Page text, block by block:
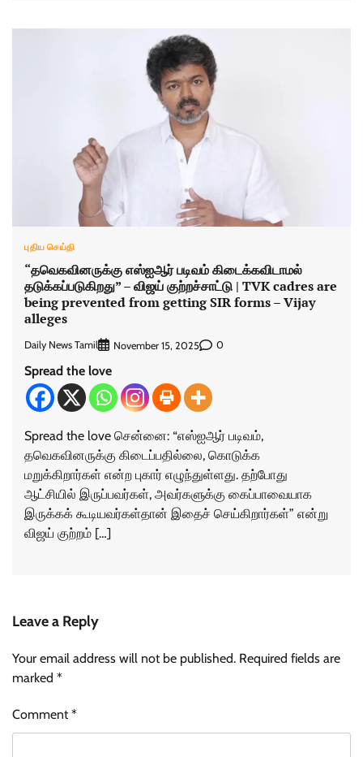
புதிய செய்தி
“தவெகவினருக்கு எஸ்ஐஆர் படிவம் கிடைக்கவிடாமல்
தடுக்கப்படுகிறது” – விஜய் குற்றச்சாட்டு | TVK cadres are
being prevented from getting SIR forms – Vijay
alleges
Daily News Tamil November 15, 2025 0
Spread the love
Spread the love சென்னை: “எஸ்ஐஆர் படிவம்,
தவெகவினருக்கு கிடைப்பதில்லை, கொடுக்க
மறுக்கிறார்கள் என்ற புகார் எழுந்துள்ளது. தற்போது
ஆட்சியில் இருப்பவர்கள், அவர்களுக்கு கைப்பாவையாக
இருக்கக் கூடியவர்கள்தான் இதைச் செய்கிறார்கள்” என்று
விஜய் குற்றம் […]
Leave a Reply
Your email address will not be published. Required fields are
marked *
Comment*